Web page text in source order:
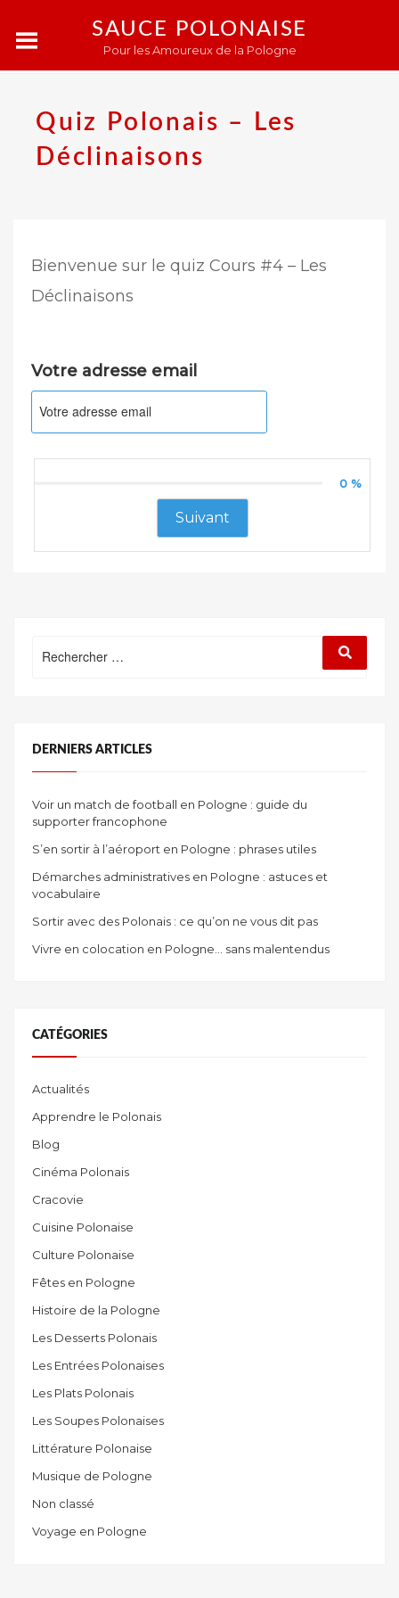
SAUCE POLONAISE
Pour les Amoureux de la Pologne
Quiz Polonais – Les
Déclinaisons
Bienvenue sur le quiz Cours #4 – Les
Déclinaisons
Votre adresse email
0 %
Suivant
DERNIERS ARTICLES
Voir un match de football en Pologne : guide du
supporter francophone
S’en sortir à l’aéroport en Pologne : phrases utiles
Démarches administratives en Pologne : astuces et
vocabulaire
Sortir avec des Polonais : ce qu’on ne vous dit pas
Vivre en colocation en Pologne… sans malentendus
CATÉGORIES
Actualités
Apprendre le Polonais
Blog
Cinéma Polonais
Cracovie
Cuisine Polonaise
Culture Polonaise
Fêtes en Pologne
Histoire de la Pologne
Les Desserts Polonais
Les Entrées Polonaises
Les Plats Polonais
Les Soupes Polonaises
Littérature Polonaise
Musique de Pologne
Non classé
Voyage en Pologne